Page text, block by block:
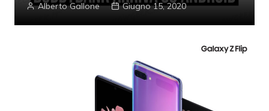
Alberto Gallone Giugno 15, 2020